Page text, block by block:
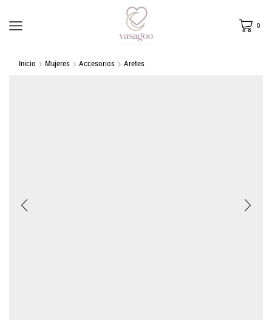
0
Inicio Mujeres Accesorios Aretes